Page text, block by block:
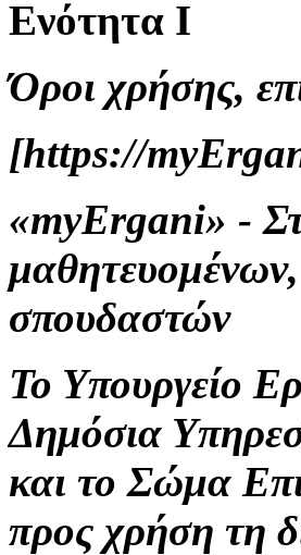
Ενότητα Ι
Όροι χρήσης,
[https://
«myErgani» -
σπουδαστών
Το Υπουργείο
Δημόσια
και το Σώμα
προς χρήση τη